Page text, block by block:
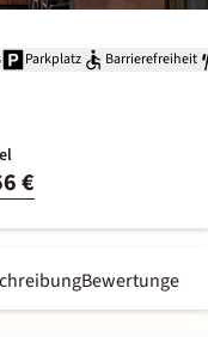
Parkplatz Barrierefreiheit
€
Bewertungen